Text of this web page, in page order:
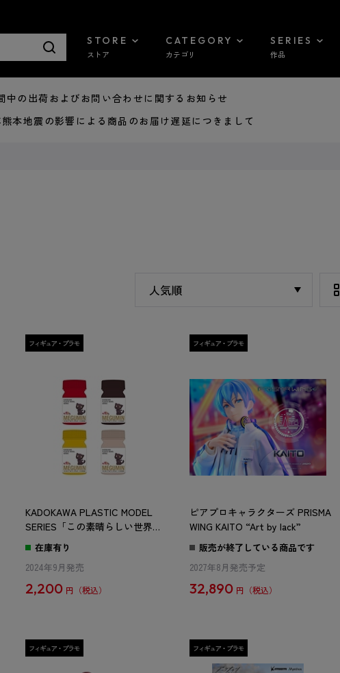
STORE
ストア
CATEGORY
カテゴリ
SERIES
作品
の出荷およびお問い合わせに関するお知らせ
地震の影響による商品のお届け遅延につきまして
KADOKAWA PLASTIC MODEL
SERIES「この素晴らしい世界に
祝福を！3」めぐみん カラーセッ
在庫有り
2024年9月発売
2,200 円
ピアプロキャラクターズ PRISMA
WING KAITO “Art by lack”
販売が終了している商品です
2027年8月発売予定
32,890 円